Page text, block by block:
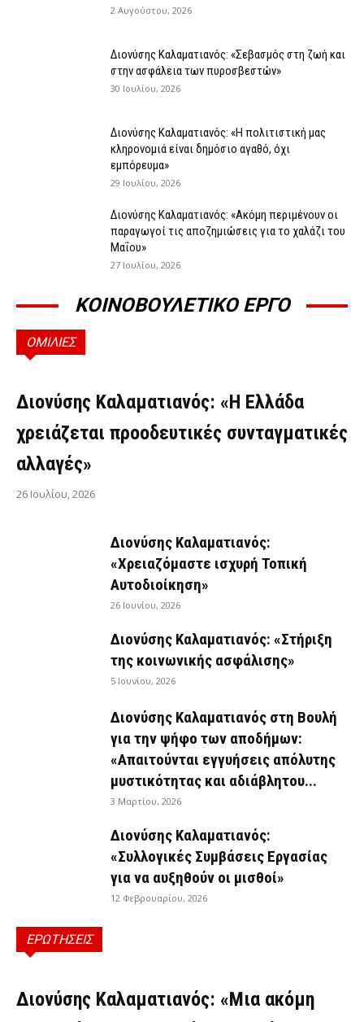
2 Αυγούστου, 2026
Διονύσης Καλαματιανός: «Σεβασμός στη ζωή και
στην ασφάλεια των πυροσβεστών»
30 Ιουλίου, 2026
Διονύσης Καλαματιανός: «Η πολιτιστική μας
κληρονομιά είναι δημόσιο αγαθό, όχι
εμπόρευμα»
29 Ιουλίου, 2026
Διονύσης Καλαματιανός: «Ακόμη περιμένουν οι
παραγωγοί τις αποζημιώσεις για το χαλάζι του
Μαΐου»
27 Ιουλίου, 2026
ΚΟΙΝΟΒΟΥΛΕΤΙΚΟ ΕΡΓΟ
ΟΜΙΛΙΕΣ
ΟΜΙΛΊΕΣ
Διονύσης Καλαματιανός: «Η Ελλάδα
χρειάζεται προοδευτικές συνταγματικές
αλλαγές»
26 Ιουλίου, 2026
Διονύσης Καλαματιανός:
«Χρειαζόμαστε ισχυρή Τοπική
Αυτοδιοίκηση»
26 Ιουνίου, 2026
Διονύσης Καλαματιανός: «Στήριξη
της κοινωνικής ασφάλισης»
5 Ιουνίου, 2026
Διονύσης Καλαματιανός στη Βουλή
για την ψήφο των αποδήμων:
«Απαιτούνται εγγυήσεις απόλυτης
μυστικότητας και αδιάβλητου...
3 Μαρτίου, 2026
Διονύσης Καλαματιανός:
«Συλλογικές Συμβάσεις Εργασίας
για να αυξηθούν οι μισθοί»
12 Φεβρουαρίου, 2026
ΕΡΩΤΗΣΕΙΣ
ΕΡΩΤΉΣΕΙΣ
Διονύσης Καλαματιανός: «Μια ακόμη